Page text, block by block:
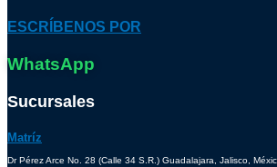
ESCRÍBENOS POR
WhatsApp
Sucursales
Matríz
Dr Pérez Arce No. 28 (Calle 34 S.R.) Guadalajara, Jalisco,